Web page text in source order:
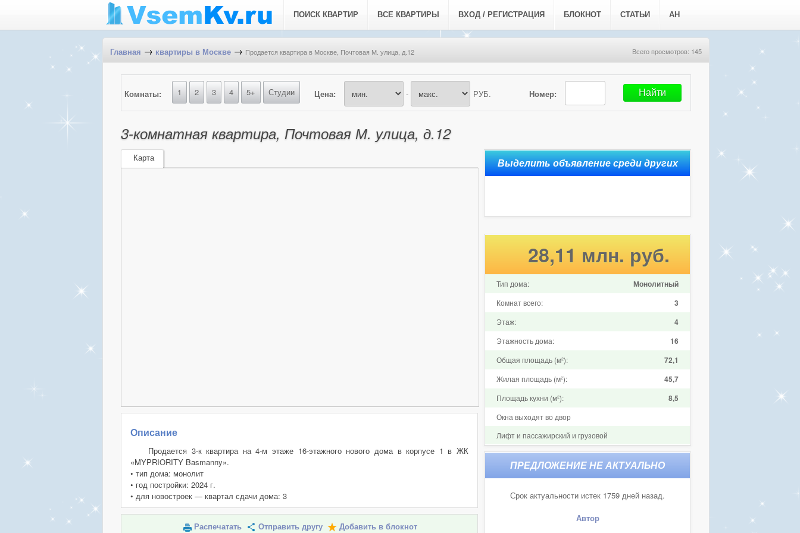
ПОИСК КВАРТИР ВСЕ КВАРТИРЫ ВХОД / РЕГИСТРАЦИЯ БЛОКНОТ СТАТЬИ АН
Главная → квартиры в Москве → Продается квартира в Москве, Почтовая М. улица, д.12 Всего просмотров: 145
Номер:
Комнаты: 1 2 3 4 5+ Студии Цена: - РУБ.
3-комнатная квартира, Почтовая М. улица, д.12
Карта
Описание
Продается 3-к квартира на 4-м этаже 16-этажного нового дома в корпусе 1 в ЖК
«MYPRIORITY Basmanny».
• тип дома: монолит
• год постройки: 2024 г.
• для новостроек — квартал сдачи дома: 3
Распечатать Отправить другу Добавить в блокнот
28,11 млн. руб.
Тип дома: Монолитный
Комнат всего: 3
Этаж: 4
Этажность дома: 16
Общая площадь (м²): 72,1
Жилая площадь (м²): 45,7
Площадь кухни (м²): 8,5
Окна выходят во двор
Лифт и пассажирский и грузовой
Срок актуальности истек 1759 дней назад.
Автор